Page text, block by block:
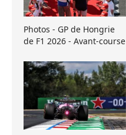
Photos - GP de Hongrie
de F1 2026 - Avant-course